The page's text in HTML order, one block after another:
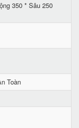
350 * Sâu 250
Toàn